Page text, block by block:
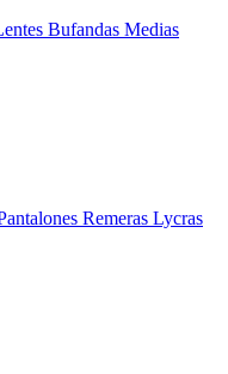
Bufandas Medias
Remeras Lycras